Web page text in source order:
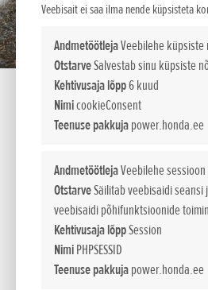
Veebisait ei saa ilma nende küpsisteta
AndmetöötlejaVeebilehe küpsiste
OtstarveSalvestab sinu küpsiste
Kehtivusaja lõpp6 kuud
NimicookieConsent
Teenuse pakkujapower.honda.ee
AndmetöötlejaVeebilehe sessioon
OtstarveSäilitab veebisaidi seansi
veebisaidi põhifunktsioonide
Kehtivusaja lõppSession
NimiPHPSESSID
Teenuse pakkujapower.honda.ee
WT 20 X
SUURE TOOTLIKKUSEGA,
Suure veekoguse kiireks
üldotstarbelised ja reoveepumbad
Need tugeva raamiga vastupidavad